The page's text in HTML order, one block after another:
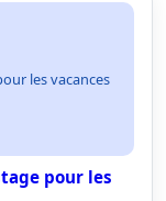
les vacances
pour les